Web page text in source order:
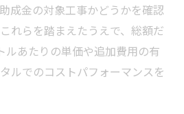
成金の対象工事かどうかを確認
れらを踏まえたうえで、総額だ
ルあたりの単価や追加費用の有
ルでのコストパフォーマンスを